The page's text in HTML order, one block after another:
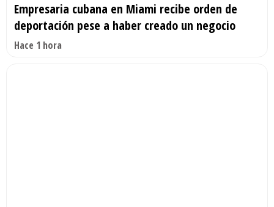
Empresaria cubana en Miami recibe orden de
deportación pese a haber creado un negocio
Hace 1 hora